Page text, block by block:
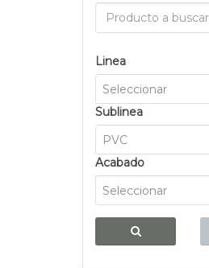
Linea
Seleccionar
Sublinea
PVC
Acabado
Seleccionar